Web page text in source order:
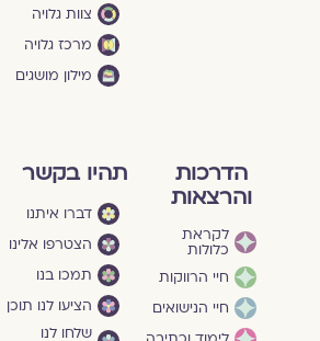
צוות גלויה
מרכז גלויה
מילון מושגים
הדרכות
והרצאות
לקראת
כלולות
חיי הרווקות
חיי הנישואים
תהיו בקשר
דברו איתנו
הצטרפו אלינו
תמכו בנו
הציעו לנו תוכן
שלחו לנו